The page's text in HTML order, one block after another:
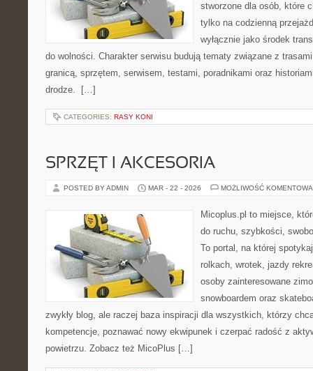
stworzone dla osób, które
tylko na codzienną
wyłącznie jako środek
do wolności. Charakter serwisu budują tematy związane z
granicą, sprzętem, serwisem, testami, poradnikami oraz
drodze. […]
CATEGORIES: RASY KONI
SPRZĘT I AKCESORIA
POSTED BY ADMIN MAR - 22 - 2026 MOŻLIWOŚĆ
Micoplus.pl to miejsce,
do ruchu, szybkości,
To portal, na której
rolkach, wrotek, jazdy
osoby zainteresowane
snowboardem oraz
zwykły blog, ale raczej baza inspiracji dla wszystkich, którzy
kompetencje, poznawać nowy ekwipunek i czerpać radość z
powietrzu. Zobacz też MicoPlus […]